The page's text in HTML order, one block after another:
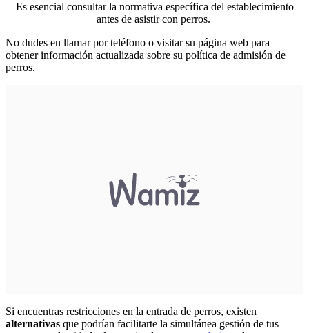
Es esencial consultar la normativa específica del establecimiento
antes de asistir con perros.
No dudes en llamar por teléfono o visitar su página web para
obtener información actualizada sobre su política de admisión de
perros.
Si encuentras restricciones en la entrada de perros, existen
alternativas que podrían facilitarte la simultánea gestión de tus